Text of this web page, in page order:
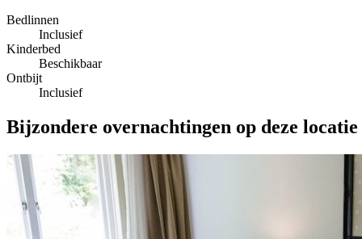
Bedlinnen
Inclusief
Kinderbed
Beschikbaar
Ontbijt
Inclusief
Bijzondere overnachtingen op deze locatie